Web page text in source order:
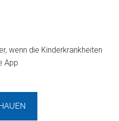
wenn die Kinderkrankheiten
App